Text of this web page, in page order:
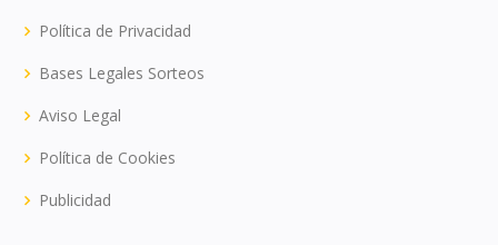
Política de Privacidad
Bases Legales Sorteos
Aviso Legal
Política de Cookies
Publicidad